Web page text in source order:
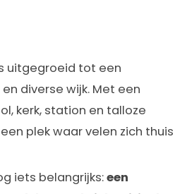
uitgegroeid tot een
diverse wijk. Met een
kerk, station en talloze
plek waar velen zich thuis
iets belangrijks:een